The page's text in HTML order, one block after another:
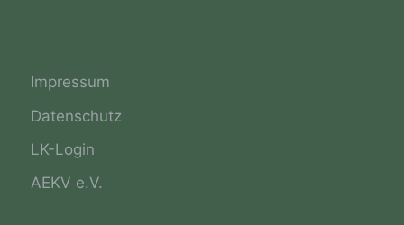
Impressum
Datenschutz
LK-Login
AEKV e.V.
Profiling ist jede Art der automatisierten
Verarbeitung personenbezogener Daten, die
darin besteht, dass diese
personenbezogenen Daten verwendet
werden, um bestimmte persönliche Aspekte,
die sich auf eine natürliche Person beziehen,